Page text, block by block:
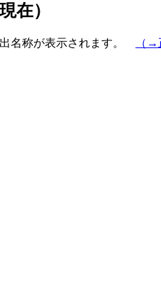
在）
名称が表示されます。 （→